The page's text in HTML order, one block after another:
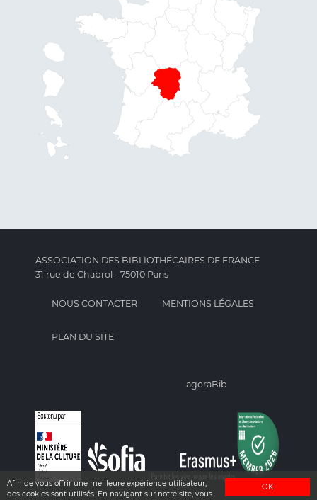
OK
Afin de vous offrir une meilleure expérience utilisateur,
des cookies sont utilisés. En navigant sur notre site, vous
ASSOCIATION DES BIBLIOTHÉCAIRES DE FRANCE
31 rue de Chabrol - 75010 Paris
NOUS CONTACTER MENTIONS LÉGALES
PLAN DU SITE
agoraBib